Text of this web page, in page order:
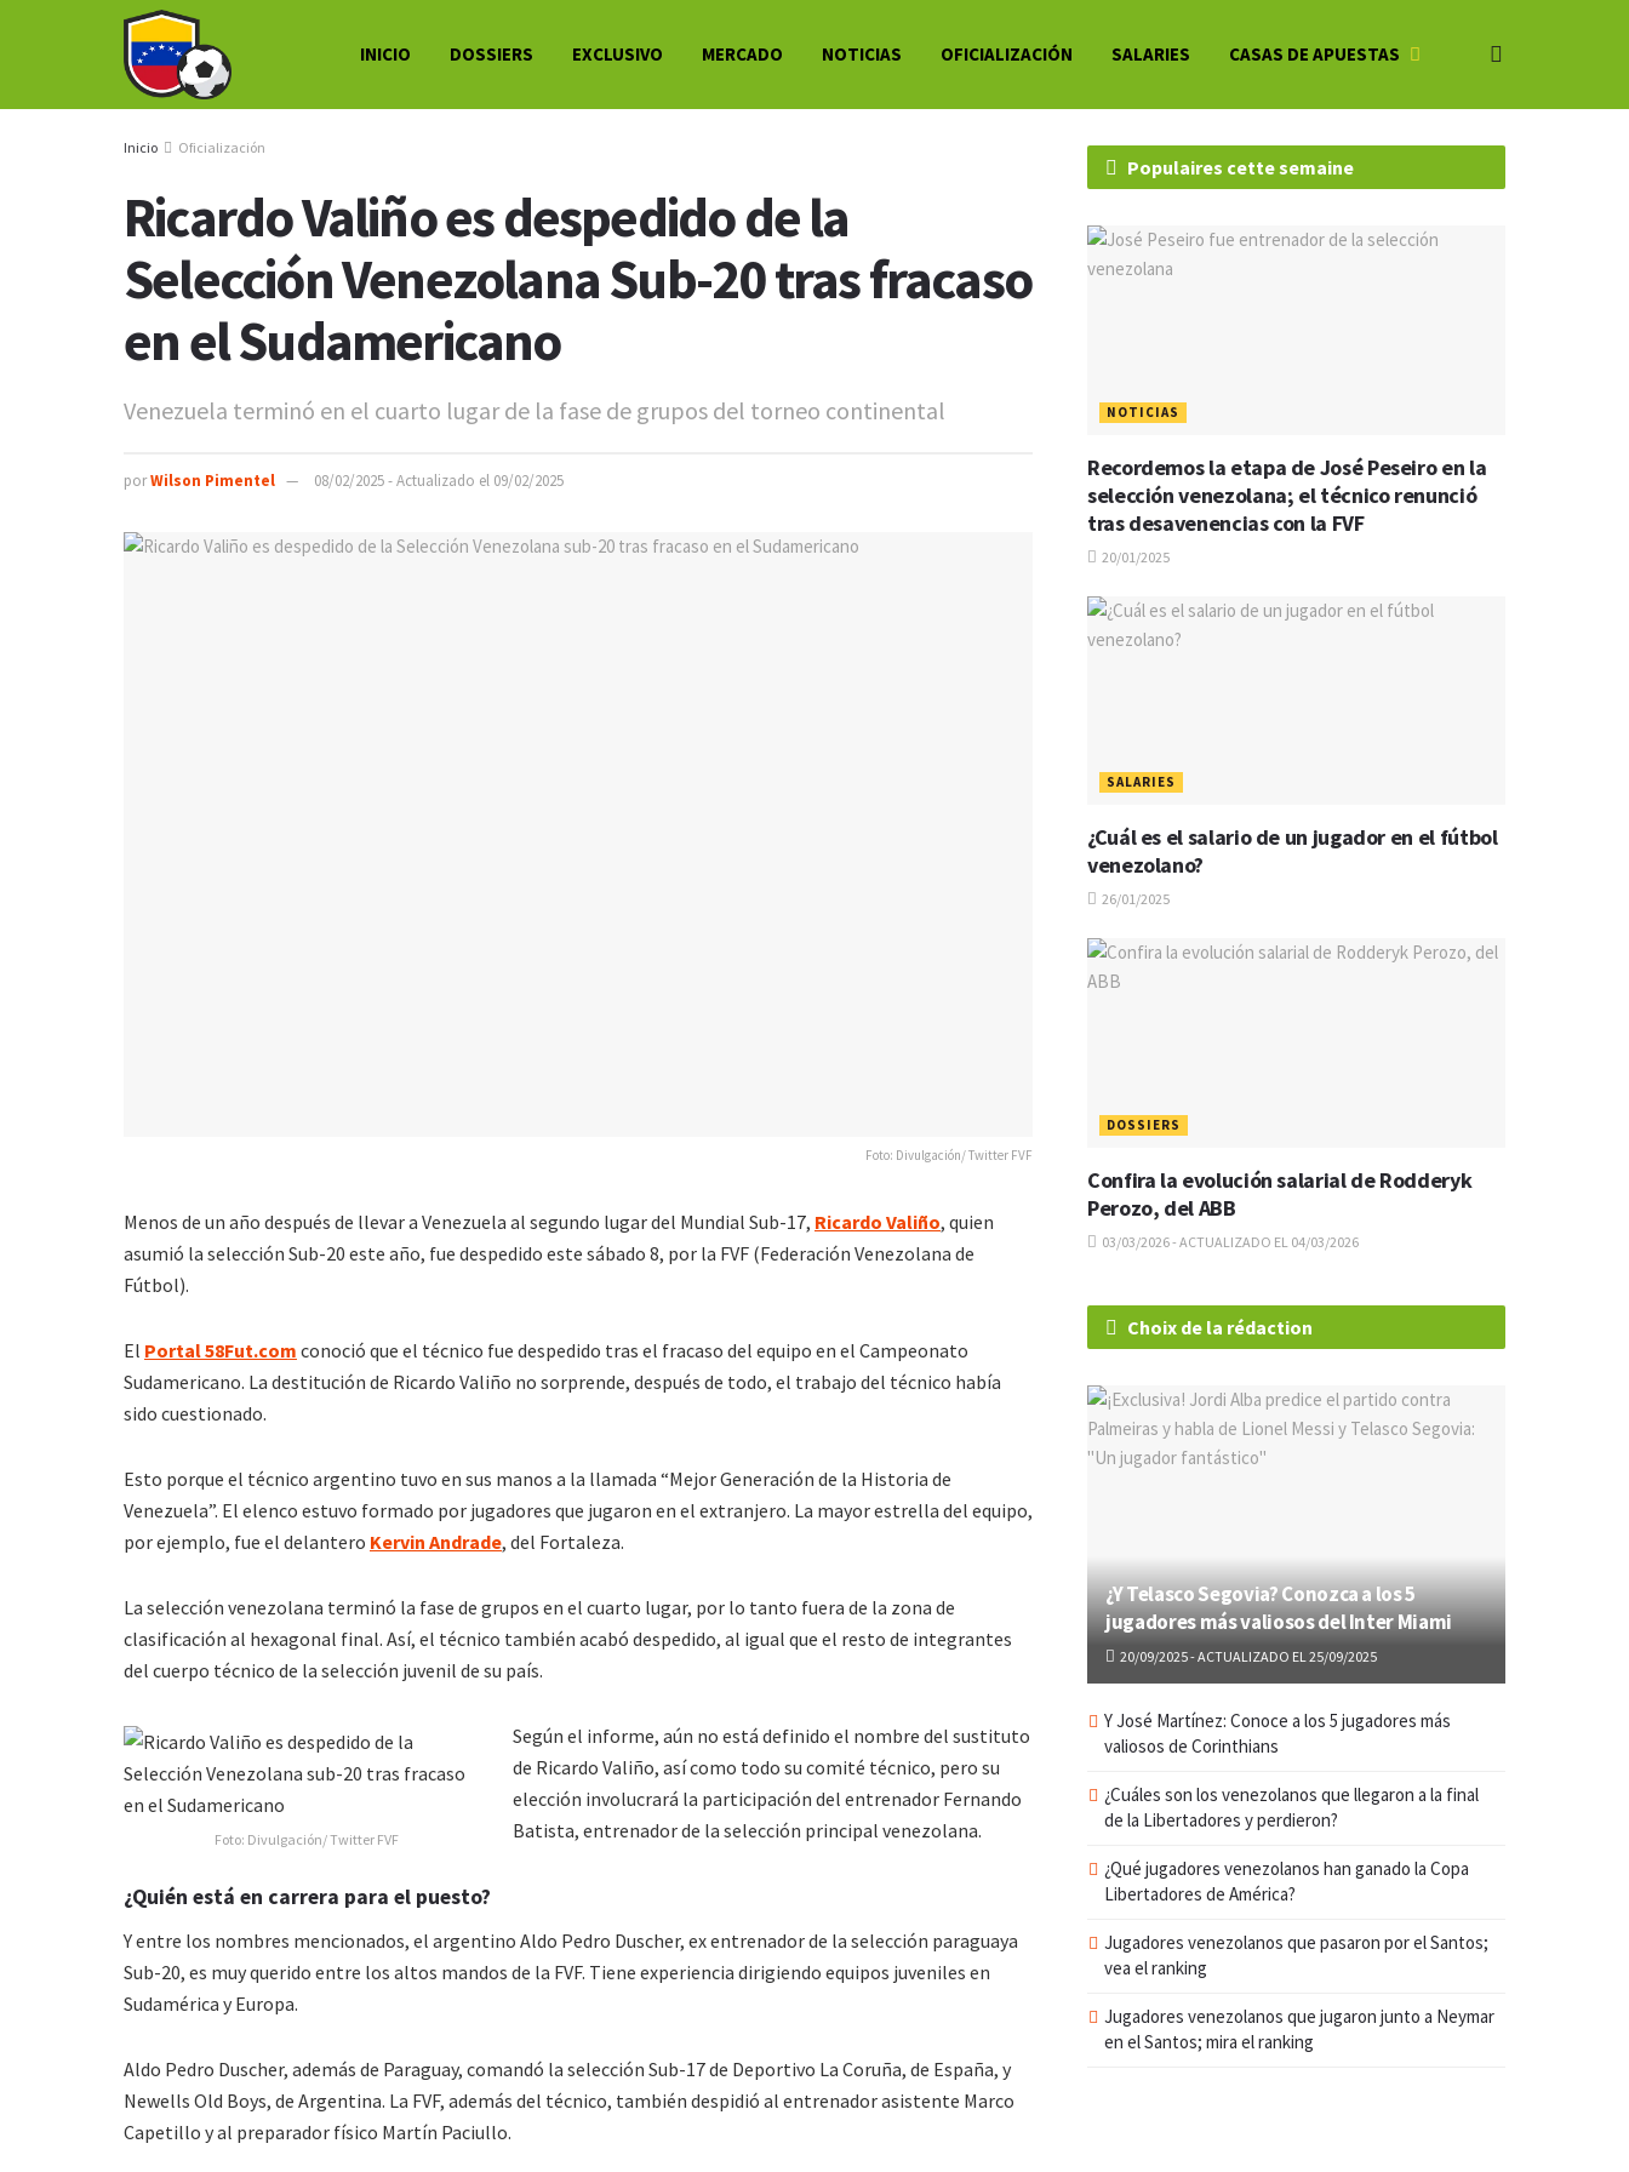
INICIO DOSSIERS EXCLUSIVO MERCADO NOTICIAS OFICIALIZACIÓN SALARIES CASAS DE APUESTAS
Inicio Oficialización
Ricardo Valiño es despedido de la
Selección Venezolana Sub-20 tras fracaso
en el Sudamericano
Venezuela terminó en el cuarto lugar de la fase de grupos del torneo continental
porWilson Pimentel 08/02/2025 - Actualizado el 09/02/2025
Foto: Divulgación/ Twitter FVF
Menos de un año después de llevar a Venezuela al segundo lugar del Mundial Sub-17, Ricardo Valiño, quien
asumió la selección Sub-20 este año, fue despedido este sábado 8, por la FVF (Federación Venezolana de
Fútbol).
El Portal 58Fut.com conoció que el técnico fue despedido tras el fracaso del equipo en el Campeonato
Sudamericano. La destitución de Ricardo Valiño no sorprende, después de todo, el trabajo del técnico había
sido cuestionado.
Esto porque el técnico argentino tuvo en sus manos a la llamada “Mejor Generación de la Historia de
Venezuela”. El elenco estuvo formado por jugadores que jugaron en el extranjero. La mayor estrella del equipo,
por ejemplo, fue el delantero Kervin Andrade, del Fortaleza.
La selección venezolana terminó la fase de grupos en el cuarto lugar, por lo tanto fuera de la zona de
clasificación al hexagonal final. Así, el técnico también acabó despedido, al igual que el resto de integrantes
del cuerpo técnico de la selección juvenil de su país.
Foto: Divulgación/ Twitter FVF
Según el informe, aún no está definido el nombre del sustituto
de Ricardo Valiño, así como todo su comité técnico, pero su
elección involucrará la participación del entrenador Fernando
Batista, entrenador de la selección principal venezolana.
¿Quién está en carrera para el puesto?
Y entre los nombres mencionados, el argentino Aldo Pedro Duscher, ex entrenador de la selección paraguaya
Sub-20, es muy querido entre los altos mandos de la FVF. Tiene experiencia dirigiendo equipos juveniles en
Sudamérica y Europa.
Aldo Pedro Duscher, además de Paraguay, comandó la selección Sub-17 de Deportivo La Coruña, de España, y
Newells Old Boys, de Argentina. La FVF, además del técnico, también despidió al entrenador asistente Marco
Capetillo y al preparador físico Martín Paciullo.
Populaires cette semaine
NOTICIAS
Recordemos la etapa de José Peseiro en la
selección venezolana; el técnico renunció
tras desavenencias con la FVF
20/01/2025
SALARIES
¿Cuál es el salario de un jugador en el fútbol
venezolano?
26/01/2025
DOSSIERS
Confira la evolución salarial de Rodderyk
Perozo, del ABB
03/03/2026 - ACTUALIZADO EL 04/03/2026
Choix de la rédaction
¿Y Telasco Segovia? Conozca a los 5
jugadores más valiosos del Inter Miami
20/09/2025 - ACTUALIZADO EL 25/09/2025
Y José Martínez: Conoce a los 5 jugadores más
valiosos de Corinthians
¿Cuáles son los venezolanos que llegaron a la final
de la Libertadores y perdieron?
¿Qué jugadores venezolanos han ganado la Copa
Libertadores de América?
Jugadores venezolanos que pasaron por el Santos;
vea el ranking
Jugadores venezolanos que jugaron junto a Neymar
en el Santos; mira el ranking